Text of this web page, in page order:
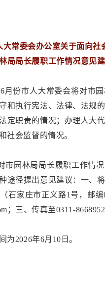
大常委会办公室关于面向社
局局长履职工作情况意见
6月份市人大常委会将对市
和执行宪法、法律、法规
定职责的情况；办理人大
社会监督的情况。
市园林局局长履职工作情
途径提出意见建议：一、
石家庄市正义路1号，邮
；三、传真至0311-
为2026年6月10日。